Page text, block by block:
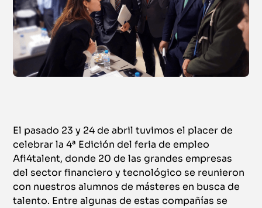
El pasado 23 y 24 de abril tuvimos el placer de
celebrar la 4ª Edición del feria de empleo
Afi4talent, donde 20 de las grandes empresas
del sector financiero y tecnológico se reunieron
con nuestros alumnos de másteres en busca de
talento. Entre algunas de estas compañías se